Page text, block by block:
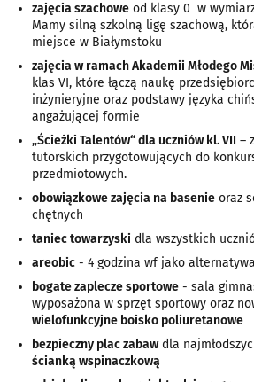
zajęcia szachowe od klasy 0 w
Mamy silną szkolną ligę szachową,
miejsce w Białymstoku
zajęcia w ramach Akademii Młodego
klas VI, które łączą naukę
inżynieryjne oraz podstawy języka
angażującej formie
„Ścieżki Talentów“ dla uczniów kl. VII –
tutorskich przygotowujących do
przedmiotowych.
obowiązkowe zajęcia na basenie oraz
chętnych
taniec towarzyski dla wszystkich
areobic - 4 godzina wf jako
bogate zaplecze sportowe - sala
wyposażona w sprzęt sportowy oraz
wielofunkcyjne boisko poliuretanowe
bezpieczny plac zabawdla
ścianką wspinaczkową